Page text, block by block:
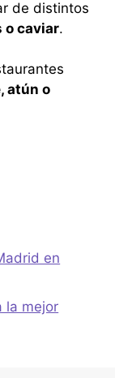
de distintos
o caviar.
atún o
en
la mejor